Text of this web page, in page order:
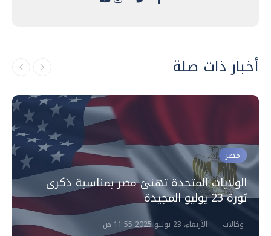
أخبار ذات صلة
مصر
الولايات المتحدة تهنئ مصر بمناسبة ذكرى
ثورة 23 يوليو المجيدة
وكالات الأربعاء، 23 يوليو 2025 11:55 ص